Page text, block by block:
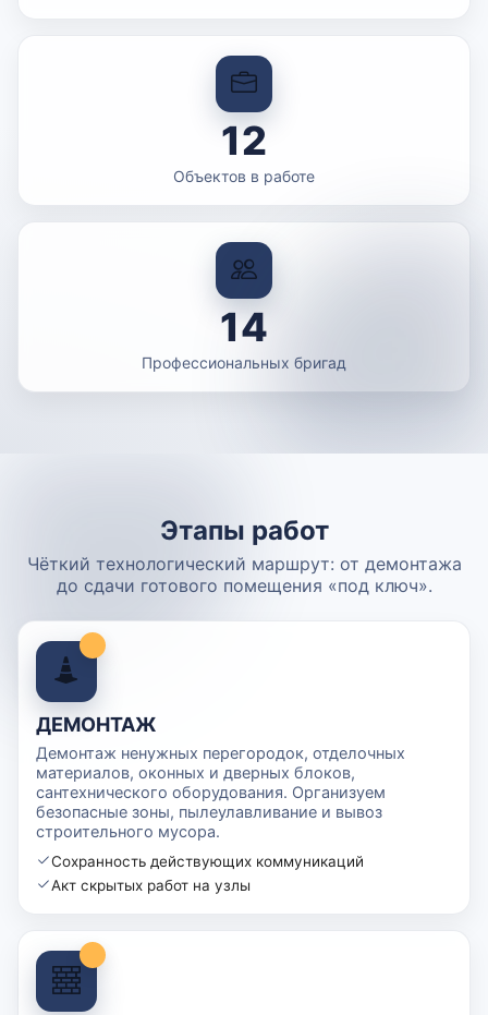
12
Объектов в работе
14
Профессиональных бригад
Этапы работ
Чёткий технологический маршрут: от демонтажа
до сдачи готового помещения «под ключ».
ДЕМОНТАЖ
Демонтаж ненужных перегородок, отделочных
материалов, оконных и дверных блоков,
сантехнического оборудования. Организуем
безопасные зоны, пылеулавливание и вывоз
строительного мусора.
Сохранность действующих коммуникаций
Акт скрытых работ на узлы